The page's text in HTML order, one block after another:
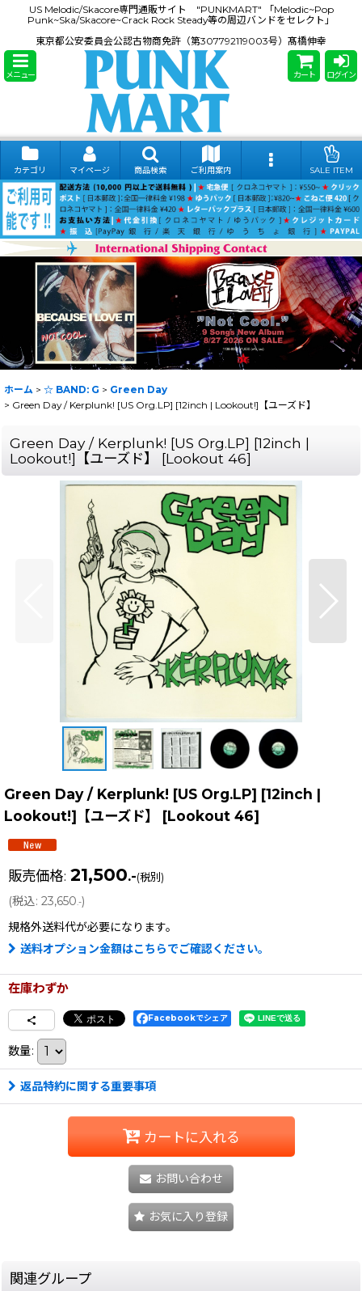
US Melodic/Skacore専門通販サイト "PUNKMART" 「Melodic~Pop
Punk~Ska/Skacore~Crack Rock Steady等の周辺バンドをセレクト」
東京都公安委員会公認古物商免許（第307792119003号）髙橋伸幸
メニュー カート ログイン
カテゴリ マイページ 商品検索 ご利用案内 SALE ITEM
ホーム > ☆ BAND: G > Green Day
> Green Day / Kerplunk! [US Org.LP] [12inch | Lookout!]【ユーズド】
Green Day / Kerplunk! [US Org.LP] [12inch |
Lookout!]【ユーズド】
[Lookout 46]
Green Day / Kerplunk! [US Org.LP] [12inch |
Lookout!]【ユーズド】
[Lookout 46]
販売価格: 21,500.-(税別)
(税込: 23,650.-)
規格外送料代が必要になります。
送料オプション金額はこちらでご確認ください。
在庫わずか
Facebookでシェア
数量:
返品特約に関する重要事項
カートに入れる
お問い合わせ
お気に入り登録
関連グループ